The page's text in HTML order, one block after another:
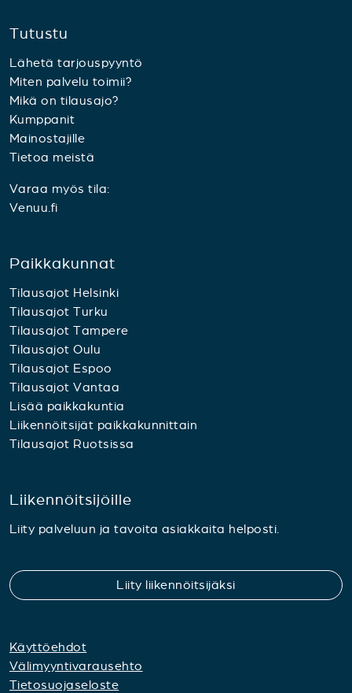
Tutustu
Lähetä tarjouspyyntö
Miten palvelu toimii?
Mikä on tilausajo?
Kumppanit
Mainostajille
Tietoa meistä
Varaa myös tila:
Venuu.fi
Paikkakunnat
Tilausajot Helsinki
Tilausajot Turku
Tilausajot Tampere
Tilausajot Oulu
Tilausajot Espoo
Tilausajot Vantaa
Lisää paikkakuntia
Liikennöitsijät paikkakunnittain
Tilausajot Ruotsissa
Liikennöitsijöille
Liity palveluun ja tavoita asiakkaita helposti.
Liity liikennöitsijäksi
Käyttöehdot
Välimyyntivarausehto
Tietosuojaseloste